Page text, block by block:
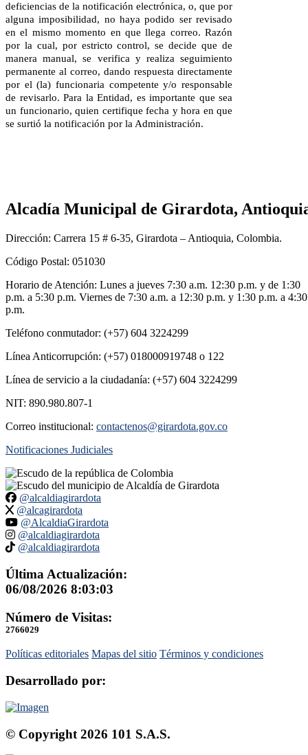
deficiencias de la notificación electrónica, o, que por
alguna imposibilidad, no haya podido ser revisado
en el mismo momento en que llega correo. Razón
por la cual, por estricto control, se decide que de
manera manual, se verifica y realiza seguimiento
permanente al correo, dando respuesta directamente
por el (la) funcionaria competente y/o responsable
de revisarlo. Para la Entidad, es importante que sea
un funcionario, quien certifique fecha y hora en que
se surtió la notificación por la Administración.
Alcadía Municipal de Girardota,
Dirección: Carrera 15 # 6-35, Girardota – Antioquia, Colombia.
Código Postal: 051030
Horario de Atención: Lunes a jueves 7:30 a.m. 12:30 p.m. y de 1:30
p.m. a 5:30 p.m. Viernes de 7:30 a.m. a 12:30 p.m. y 1:30 p.m. a 4:30
p.m.
Teléfono conmutador: (+57) 604 3224299
Línea Anticorrupción: (+57) 018000919748 o 122
Línea de servicio a la ciudadanía: (+57) 604 3224299
NIT: 890.980.807-1
Correo institucional: contactenos@girardota.gov.co
Notificaciones Judiciales
@alcaldiagirardota
@alcagirardota
@AlcaldiaGirardota
@alcaldiagirardota
@alcaldiagirardota
Última Actualización:
06/08/2026 8:03:03
Número de Visitas:
2766029
Políticas editoriales Mapas del sitio Términos y condiciones
Desarrollado por:
© Copyright 2026 101 S.A.S.